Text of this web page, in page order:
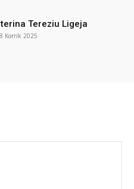
Tereziu Ligeja
Korrik 2025